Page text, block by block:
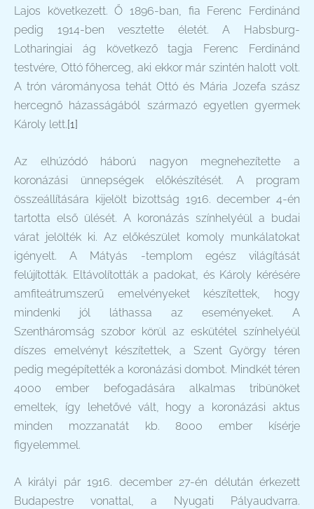
Lajos következett. Ő 1896-ban, fia Ferenc Ferdinánd
pedig 1914-ben vesztette életét. A Habsburg-
Lotharingiai ág következő tagja Ferenc Ferdinánd
testvére, Ottó főherceg, aki ekkor már szintén halott volt.
A trón várományosa tehát Ottó és Mária Jozefa szász
hercegnő házasságából származó egyetlen gyermek
Károly lett.[1]
Az elhúzódó háború nagyon megnehezítette a
koronázási ünnepségek előkészítését. A program
összeállítására kijelölt bizottság 1916. december 4-én
tartotta első ülését. A koronázás színhelyéül a budai
várat jelölték ki. Az előkészület komoly munkálatokat
igényelt. A Mátyás -templom egész világítását
felújították. Eltávolították a padokat, és Károly kérésére
amfiteátrumszerű emelvényeket készítettek, hogy
mindenki jól láthassa az eseményeket. A
Szentháromság szobor körül az eskütétel színhelyéül
díszes emelvényt készítettek, a Szent György téren
pedig megépítették a koronázási dombot. Mindkét téren
4000 ember befogadására alkalmas tribünöket
emeltek, így lehetővé vált, hogy a koronázási aktus
minden mozzanatát kb. 8000 ember kísérje
figyelemmel.
A királyi pár 1916. december 27-én délután érkezett
Budapestre vonattal, a Nyugati Pályaudvarra.